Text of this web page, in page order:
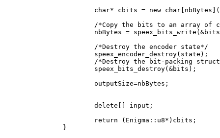
char* cbits = new
/*Copy the bits to an array of char
nbBytes = speex_bits_write(&bits,
/*Destroy the encoder state*/
speex_encoder_destroy(state);
/*Destroy the bit-packing
speex_bits_destroy(&bits);
outputSize=nbBytes;
delete[] input;
return (Enigma::u8*)cbits;
}